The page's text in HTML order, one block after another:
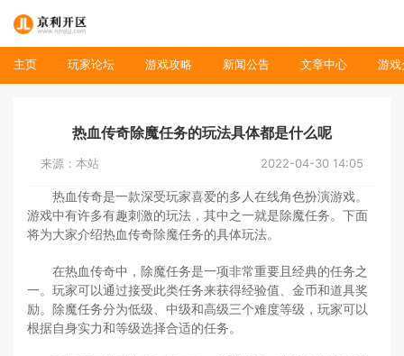
主页 玩家论坛 游戏攻略 新闻公告 文章中心 游戏
热血传奇除魔任务的玩法具体都是什么呢
来源：本站 2022-04-30 14:05
热血传奇是一款深受玩家喜爱的多人在线角色扮演游戏。
游戏中有许多有趣刺激的玩法，其中之一就是除魔任务。下面
将为大家介绍热血传奇除魔任务的具体玩法。
在热血传奇中，除魔任务是一项非常重要且经典的任务之
一。玩家可以通过接受此类任务来获得经验值、金币和道具奖
励。除魔任务分为低级、中级和高级三个难度等级，玩家可以
根据自身实力和等级选择合适的任务。